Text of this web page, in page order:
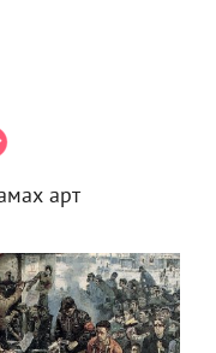
арт